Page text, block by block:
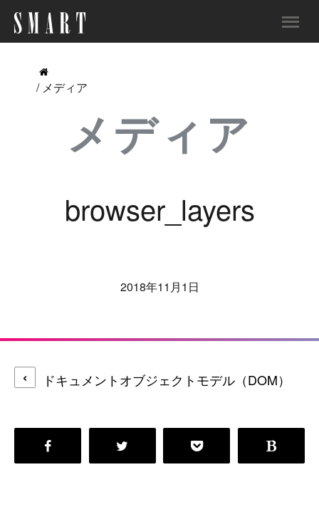
/ メディア
メディア
browser_layers
2018年11月1日
ドキュメントオブジェクトモデル（DOM）